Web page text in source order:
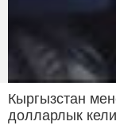
Кыргызстан
долларлык